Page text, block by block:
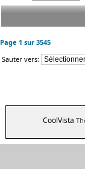
Page 1 sur 3545
Sauter vers:
CoolVista